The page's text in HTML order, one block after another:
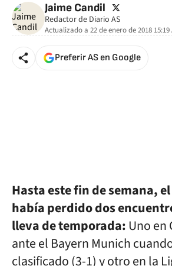
Jaime Candil twitter
Redactor de Diario AS
Actualizado a 22 de enero de 2018 15:19
Preferir AS en Google
Hasta este fin de semana, el
había perdido dos
lleva de temporada: Uno en
ante el Bayern Munich
clasificado (3-1) y otro en la